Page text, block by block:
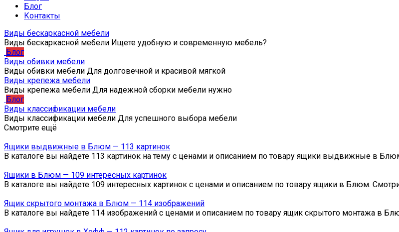
Блог
Контакты
Виды бескаркасной мебели
Виды бескаркасной мебели Ищете удобную и современную мебель?
Блог
Виды обивки мебели
Виды обивки мебели Для долговечной и красивой мягкой
Виды крепежа мебели
Виды крепежа мебели Для надежной сборки мебели нужно
Блог
Виды классификации мебели
Виды классификации мебели Для успешного выбора мебели
Смотрите ещё
Ящики выдвижные в Блюм — 113 картинок
В каталоге вы найдете 113 картинок на тему с ценами и описанием по товару ящики выдвижные в
Ящики в Блюм — 109 интересных картинок
В каталоге вы найдете 109 интересных картинок с ценами и описанием по товару ящики в Блюм.
Ящик скрытого монтажа в Блюм — 114 изображений
В каталоге вы найдете 114 изображений с ценами и описанием по товару ящик скрытого монтажа в